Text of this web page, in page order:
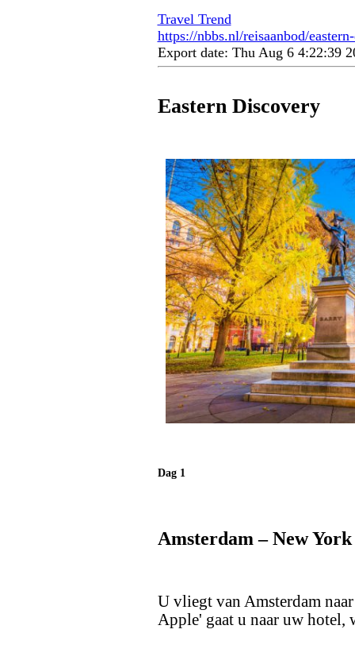
Travel Trend
https://nbbs.nl/reisaanbod/
Export date: Thu Aug 6 4:22:39
Eastern Discovery
Dag 1
Amsterdam – New York
U vliegt van Amsterdam
Apple' gaat u naar uw hotel,